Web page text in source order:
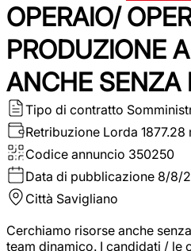
OPERAIO/
PRODUZIONE
ANCHE SENZA
Tipo di contratto
Retribuzione Lorda 1877.28
Codice annuncio 350250
Data di pubblicazione 8/8/
Città Savigliano
Cerchiamo risorse anche
team dinamico. I candidati / le